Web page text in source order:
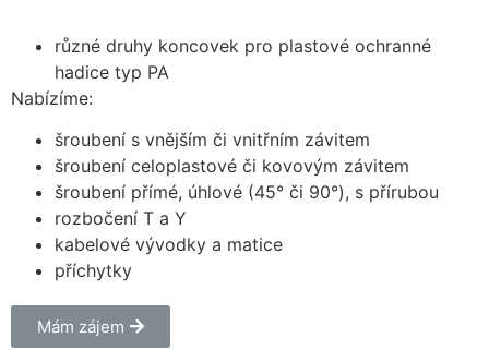
různé druhy koncovek pro plastové ochranné
hadice typ PA
Nabízíme:
šroubení s vnějším či vnitřním závitem
šroubení celoplastové či kovovým závitem
šroubení přímé, úhlové (45° či 90°), s přírubou
rozbočení T a Y
kabelové vývodky a matice
příchytky
Mám zájem